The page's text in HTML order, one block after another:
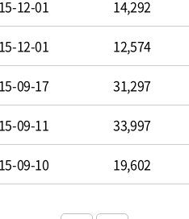
12-01 14,292
12-01 12,574
09-17 31,297
09-11 33,997
09-10 19,602